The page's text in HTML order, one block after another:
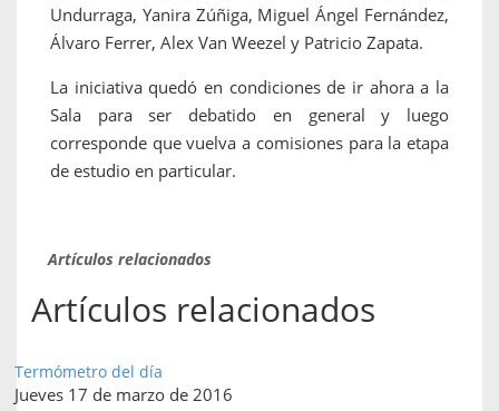
Undurraga, Yanira Zúñiga, Miguel Ángel Fernández,
Álvaro Ferrer, Alex Van Weezel y Patricio Zapata.
La iniciativa quedó en condiciones de ir ahora a la
Sala para ser debatido en general y luego
corresponde que vuelva a comisiones para la etapa
de estudio en particular.
Artículos relacionados
Artículos relacionados
Termómetro del día
Jueves 17 de marzo de 2016